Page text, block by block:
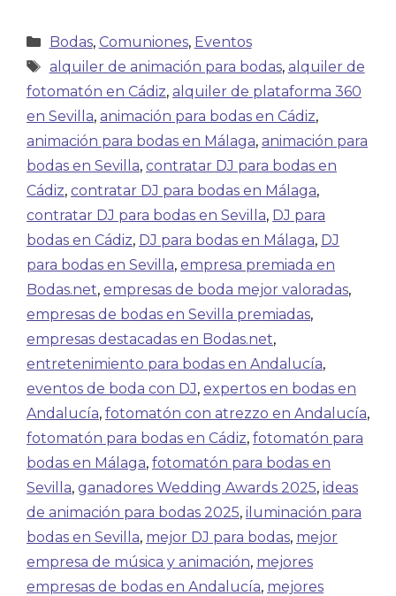
Bodas, Comuniones, Eventos
alquiler de animación para bodas, alquiler de
fotomatón en Cádiz, alquiler de plataforma 360
en Sevilla, animación para bodas en Cádiz,
animación para bodas en Málaga, animación para
bodas en Sevilla, contratar DJ para bodas en
Cádiz, contratar DJ para bodas en Málaga,
contratar DJ para bodas en Sevilla, DJ para
bodas en Cádiz, DJ para bodas en Málaga, DJ
para bodas en Sevilla, empresa premiada en
Bodas.net, empresas de boda mejor valoradas,
empresas de bodas en Sevilla premiadas,
empresas destacadas en Bodas.net,
entretenimiento para bodas en Andalucía,
eventos de boda con DJ, expertos en bodas en
Andalucía, fotomatón con atrezzo en Andalucía,
fotomatón para bodas en Cádiz, fotomatón para
bodas en Málaga, fotomatón para bodas en
Sevilla, ganadores Wedding Awards 2025, ideas
de animación para bodas 2025, iluminación para
bodas en Sevilla, mejor DJ para bodas, mejor
empresa de música y animación, mejores
empresas de bodas en Andalucía, mejores